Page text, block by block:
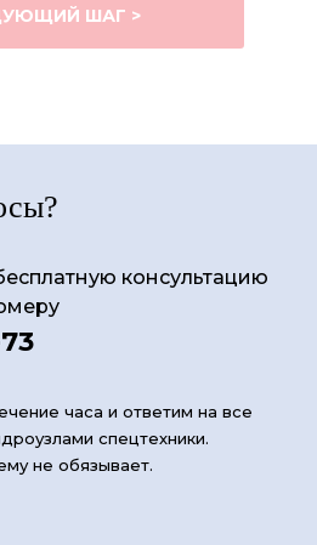
ШАГ >
консультацию
часа и ответим на все
спецтехники.
не обязывает.